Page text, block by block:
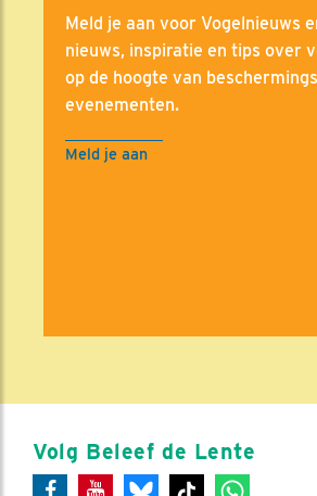
Meld je aan voor Vogelnieuws
nieuws, inspiratie en tips over
op de hoogte van
evenementen.
Meld je aan
Volg Beleef de Lente